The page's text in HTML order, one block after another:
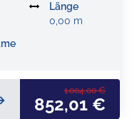
Länge
0,00 m
1.004,00 €
852,01 €